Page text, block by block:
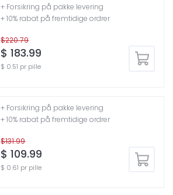
$220.79
$ 183.99
$ 0.51 pr pille
+ Forsikring på pakke levering
+ 10% rabat på fremtidige ordrer
$131.99
$ 109.99
$ 0.61 pr pille
+ Forsikring på pakke levering
+ 10% rabat på fremtidige ordrer